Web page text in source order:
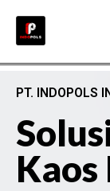
PT. INDOPOLS
Kaos